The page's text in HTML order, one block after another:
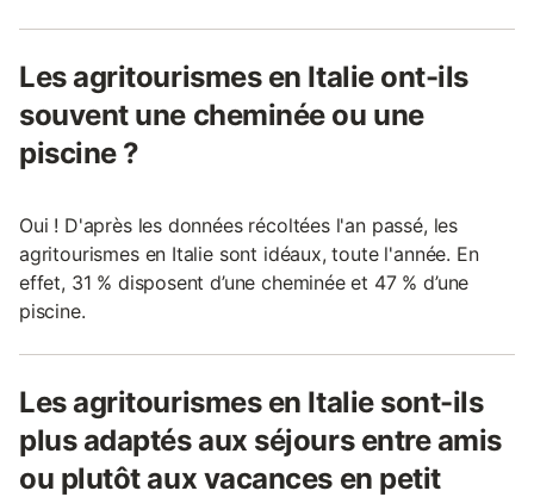
Les agritourismes en Italie ont-ils
souvent une cheminée ou une
piscine ?
Oui ! D'après les données récoltées l'an passé, les
agritourismes en Italie sont idéaux, toute l'année. En
effet, 31 % disposent d’une cheminée et 47 % d’une
piscine.
Les agritourismes en Italie sont-ils
plus adaptés aux séjours entre amis
ou plutôt aux vacances en petit